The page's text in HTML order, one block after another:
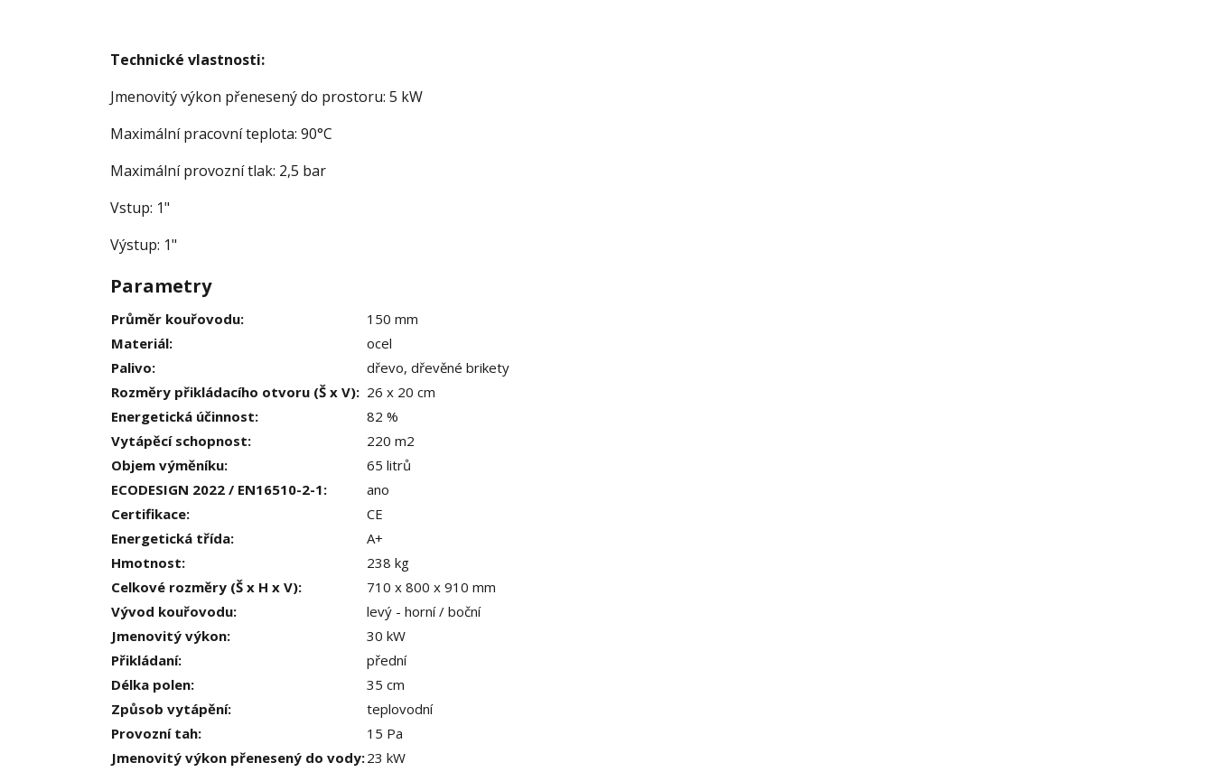
Technické vlastnosti:
Jmenovitý výkon přenesený do prostoru: 5 kW
Maximální pracovní teplota: 90°C
Maximální provozní tlak: 2,5 bar
Vstup: 1"
Výstup: 1"
Parametry
Průměr kouřovodu:
150 mm
Materiál:
ocel
Palivo:
dřevo, dřevěné brikety
Rozměry přikládacího otvoru (Š x V): 26 x 20 cm
Energetická účinnost:
82 %
Vytápěcí schopnost:
220 m2
Objem výměníku:
65 litrů
ECODESIGN 2022 / EN16510-2-1:
ano
Certifikace:
CE
Energetická třída:
A+
Hmotnost:
238 kg
Celkové rozměry (Š x H x V):
710 x 800 x 910 mm
Vývod kouřovodu:
levý - horní / boční
Jmenovitý výkon:
30 kW
Přikládaní:
přední
Délka polen:
35 cm
Způsob vytápění:
teplovodní
Provozní tah:
15 Pa
Jmenovitý výkon přenesený do vody:23 kW